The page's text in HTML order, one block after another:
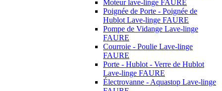
Moteur lave-linge FAURE
Poignée de Porte - Poignée de
Hublot Lave-linge FAURE
Pompe de Vidange Lave-linge
FAURE
Courroie - Poulie Lave-linge
FAURE
Porte - Hublot - Verre de Hublot
Lave-linge FAURE
Électrovanne - Aquastop Lave-linge